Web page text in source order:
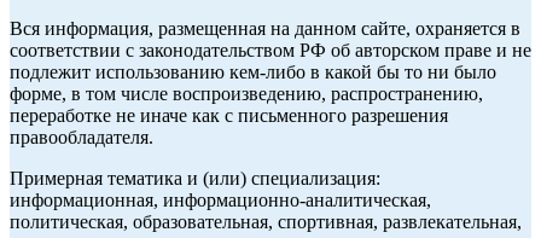
Вся информация, размещенная на данном сайте, охраняется в
соответствии с законодательством РФ об авторском праве и не
подлежит использованию кем-либо в какой бы то ни было
форме, в том числе воспроизведению, распространению,
переработке не иначе как с письменного разрешения
правообладателя.
Примерная тематика и (или) специализация:
информационная, информационно-аналитическая,
политическая, образовательная, спортивная, развлекательная,